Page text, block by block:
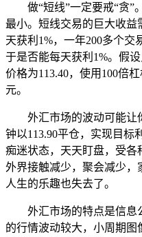
做“短线”一定要戒“贪”
最小。短线交易的巨大收
天获利1%，一年200多个交
于是否能每天获利1%。假
价格为113.40，使用100倍
元。
外汇市场的波动可能让
钟以113.90平仓，实现目标
痴迷状态，天天盯盘，受各
外界接触减少，聚会减少，
人生的乐趣也失去了。
外汇市场的特点是信息
的行情波动较大，小周期